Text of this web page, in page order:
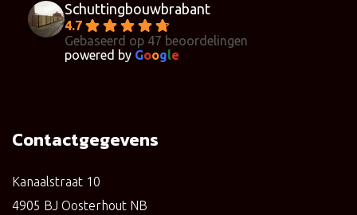
Schuttingbouwbrabant
4.7
Gebaseerd op 47 beoordelingen
powered by Google
Contactgegevens
Kanaalstraat 10
4905 BJ Oosterhout NB